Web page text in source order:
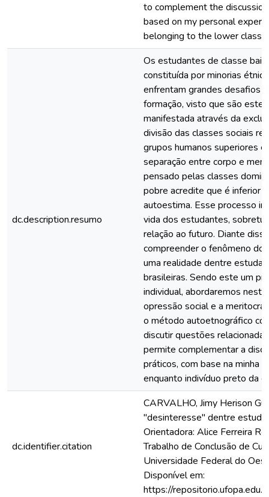
to complement the
based on my personal
belonging to the lower class.
dc.description.resumo
Os estudantes de classe
constituída por minorias
enfrentam grandes desafios
formação, visto que são
manifestada através da
divisão das classes sociais
grupos humanos superiores
separação entre corpo e
pensado pelas classes
pobre acredite que é inferior
autoestima. Esse processo
vida dos estudantes,
relação ao futuro. Diante
compreender o fenômeno
uma realidade dentre
brasileiras. Sendo este um
individual, abordaremos
opressão social e a
o método autoetnográfico
discutir questões
permite complementar a
práticos, com base na minha
enquanto indivíduo preto da
dc.identifier.citation
CARVALHO, Jimy Herison
"desinteresse" dentre
Orientadora: Alice Ferreira
Trabalho de Conclusão de
Universidade Federal do
Disponível em:
https://